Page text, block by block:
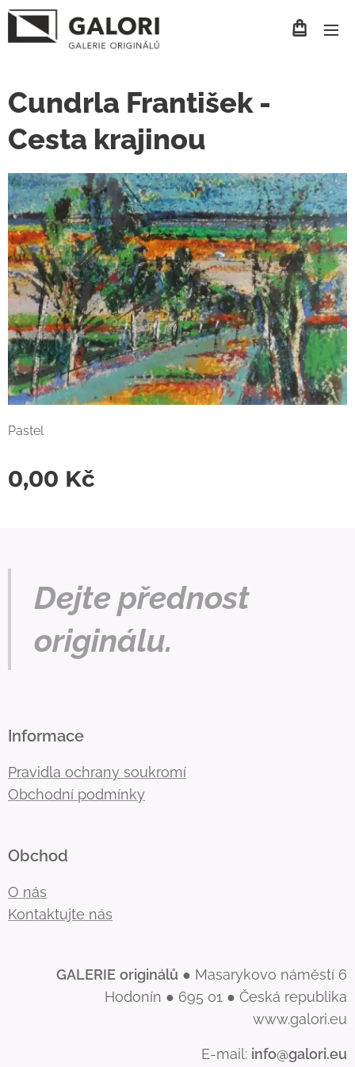
Cundrla František -
Cesta krajinou
Pastel
0,00 Kč
Dejte přednost
originálu.
Informace
Pravidla ochrany soukromí
Obchodní podmínky
Obchod
O nás
Kontaktujte nás
GALERIE originálů ● Masarykovo náměstí 6
Hodonín ● 695 01 ● Česká republika
www.galori.eu
E-mail: info@galori.eu